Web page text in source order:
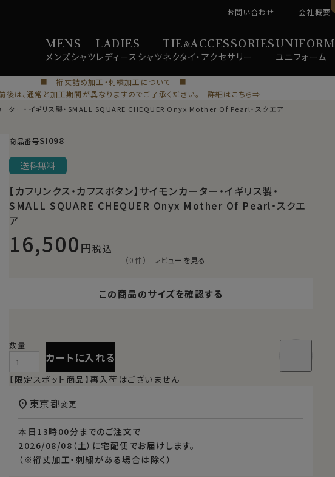
MENS
メンズシャツ
LADIES
レディース シャツ
TIE&ACCESSORIES
ネクタイ・ アクセサリー
UNIFORM
ユニ フォーム
お問い合わせ 会社概要
■ 裄丈詰め加工・刺繍加工について ■
後は、通常と加工期間が異なりますのでご了承ください。 詳細はこちら⇒
カーター・イギリス製・SMALL SQUARE CHEQUER Onyx Mother Of Pearl・スクエア
商品番号SI098
送料無料
【カフリンクス・カフスボタン】サイモンカーター・イギリス製・
SMALL SQUARE CHEQUER Onyx Mother Of Pearl・スクエ
ア
16,500 税込
（0件） レビューを見る
この商品のサイズを確認する
カートに入れる
【限定スポット商品】再入荷はございません
本日 13時00分 までのご注文で
2026/08/08（土） に宅配便 でお届けします。
（※裄丈加工・刺繍がある場合は除く）
東京都変更